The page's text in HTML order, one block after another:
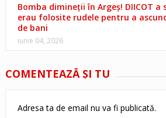
Bomba dimineții în Argeș! DIICOT a
erau folosite rudele pentru a
de bani
iunie 04, 2026
COMENTEAZĂ ŞI TU
Adresa ta de email nu va fi publicată.